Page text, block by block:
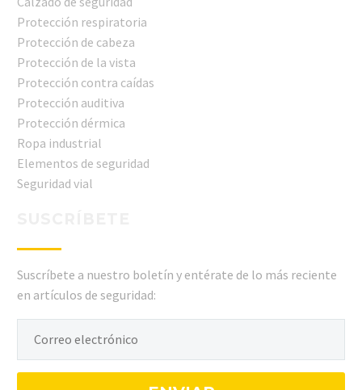
Protección respiratoria
Protección de cabeza
Protección de la vista
Protección contra caídas
Protección auditiva
Protección dérmica
Ropa industrial
Elementos de seguridad
Seguridad vial
Suscríbete a nuestro boletín y entérate de lo más reciente
en artículos de seguridad: